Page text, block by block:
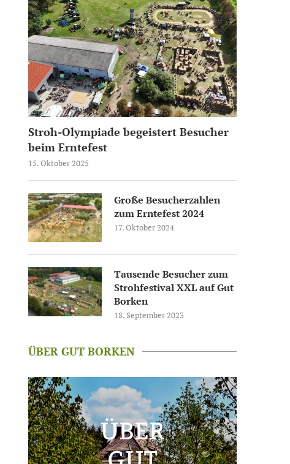
Stroh-Olympiade begeistert Besucher
beim Erntefest
15. Oktober 2025
Große Besucherzahlen
zum Erntefest 2024
17. Oktober 2024
Tausende Besucher zum
Strohfestival XXL auf Gut
Borken
18. September 2023
ÜBER GUT BORKEN